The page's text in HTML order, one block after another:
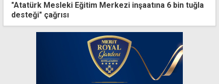
"Atatürk Mesleki Eğitim Merkezi inşaatına 6 bin tuğla
desteği" çağrısı